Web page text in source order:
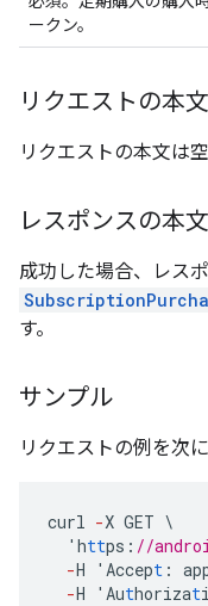
ークン。
リクエストの本文
リクエストの本文は
レスポンスの本文
成功した場合、レス
す。
サンプル
リクエストの例を次に
curl -X GET \
'https : //
-H 'Accept :
-H 'Authorizat